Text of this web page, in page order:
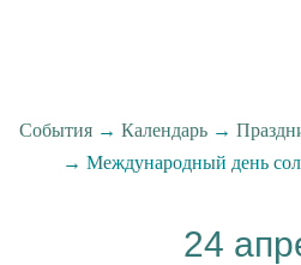
События→ Календарь→
→ Международный день
24